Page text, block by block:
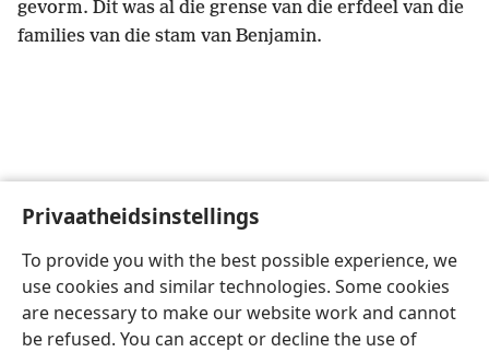
Privaatheidsinstellings
To provide you with the best possible experience, we
use cookies and similar technologies. Some cookies
are necessary to make our website work and cannot
be refused. You can accept or decline the use of
gevorm. Dit was al die grense van die erfdeel van die
families van die stam van Benjamin.
Afrikaans Voorkeure
Copyright© 2026 Watch Tower Bible and Tract Society of Pennsylvania
Privaatheidsbeleid
JW.ORG
Meld aan